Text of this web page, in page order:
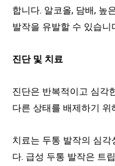
합니다. 알코올, 담배, 높
발작을 유발할 수 있습니
진단 및 치료
진단은 반복적이고 심각
다른 상태를 배제하기
치료는 두통 발작의 심
다. 급성 두통 발작은 트